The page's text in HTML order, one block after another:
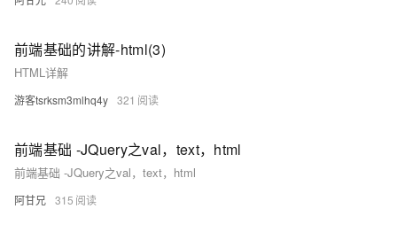
前端基础的讲解-html(3)
HTML详解
游客tsrksm3mlhq4y 321
前端基础 -JQuery之val，text，html
前端基础 -JQuery之val，text，html
阿甘兄 315